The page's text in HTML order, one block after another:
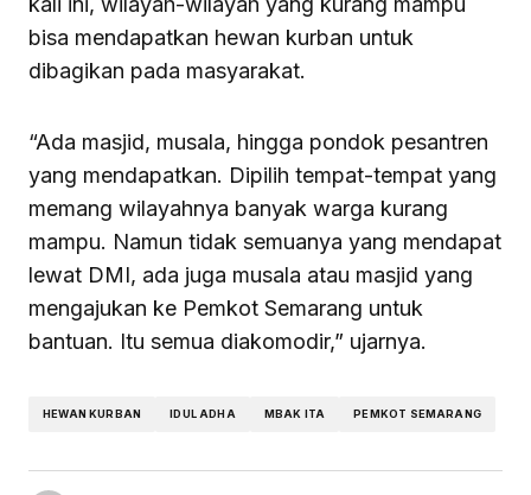
bisa mendapatkan hewan kurban untuk
dibagikan pada masyarakat.
“Ada masjid, musala, hingga pondok pesantren
yang mendapatkan. Dipilih tempat-tempat yang
memang wilayahnya banyak warga kurang
mampu. Namun tidak semuanya yang mendapat
lewat DMI, ada juga musala atau masjid yang
mengajukan ke Pemkot Semarang untuk
bantuan. Itu semua diakomodir,” ujarnya.
HEWAN KURBAN IDUL ADHA MBAK ITA PEMKOT SEMARANG